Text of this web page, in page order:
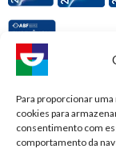
Para proporcionar
cookies para
consentimento com
comportamento da